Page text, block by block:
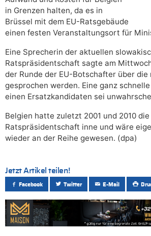
in Grenzen halten, da es in
Brüssel mit dem EU-Ratsgebäude
einen festen Veranstaltungsort für
Eine Sprecherin der aktuellen
Ratspräsidentschaft sagte am
der Runde der EU-Botschafter über
gesprochen werden. Eine ganz
einen Ersatzkandidaten sei
Belgien hatte zuletzt 2001 und 2010 die
Ratspräsidentschaft inne und wäre
wieder an der Reihe gewesen. (dpa)
Jetzt Artikel teilen!
Facebook Twitter E-Mail